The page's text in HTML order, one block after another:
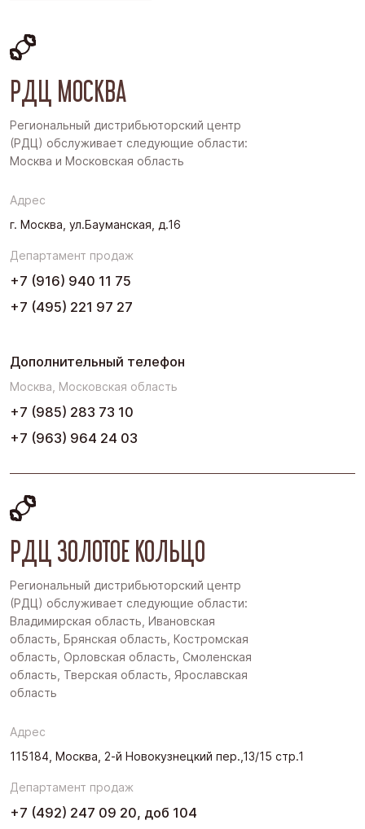
Восточная Сибирь
Дальний Восток
Поволжье
Урал
РДЦ МОСКВА
Региональный дистрибьюторский центр
(РДЦ) обслуживает следующие области:
Москва и Московская область
Адрес
г. Москва, ул.Бауманская, д.16
Департамент продаж
+7 (916) 940 11 75
+7 (495) 221 97 27
Дополнительный телефон
Москва, Московская область
+7 (985) 283 73 10
+7 (963) 964 24 03
РДЦ ЗОЛОТОЕ КОЛЬЦО
Региональный дистрибьюторский центр
(РДЦ) обслуживает следующие области:
Владимирская область, Ивановская
область, Брянская область, Костромская
область, Орловская область, Смоленская
область, Тверская область, Ярославская
область
Адрес
115184, Москва, 2-й Новокузнецкий пер.,13/15 стр.1
Департамент продаж
+7 (492) 247 09 20, доб 104